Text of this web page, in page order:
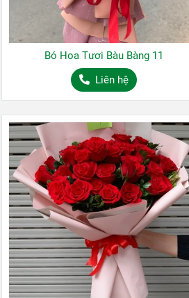
Bó Hoa Tươi Bàu Bàng 11
Liên hệ